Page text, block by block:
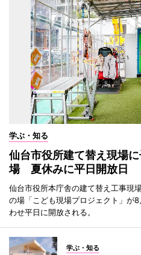
学ぶ・知る
仙台市役所建て替え現場
場 夏休みに平日開放日
仙台市役所本庁舎の建て替え工事現
の場「こども現場プロジェクト」が
わせ平日に開放される。
学ぶ・知る